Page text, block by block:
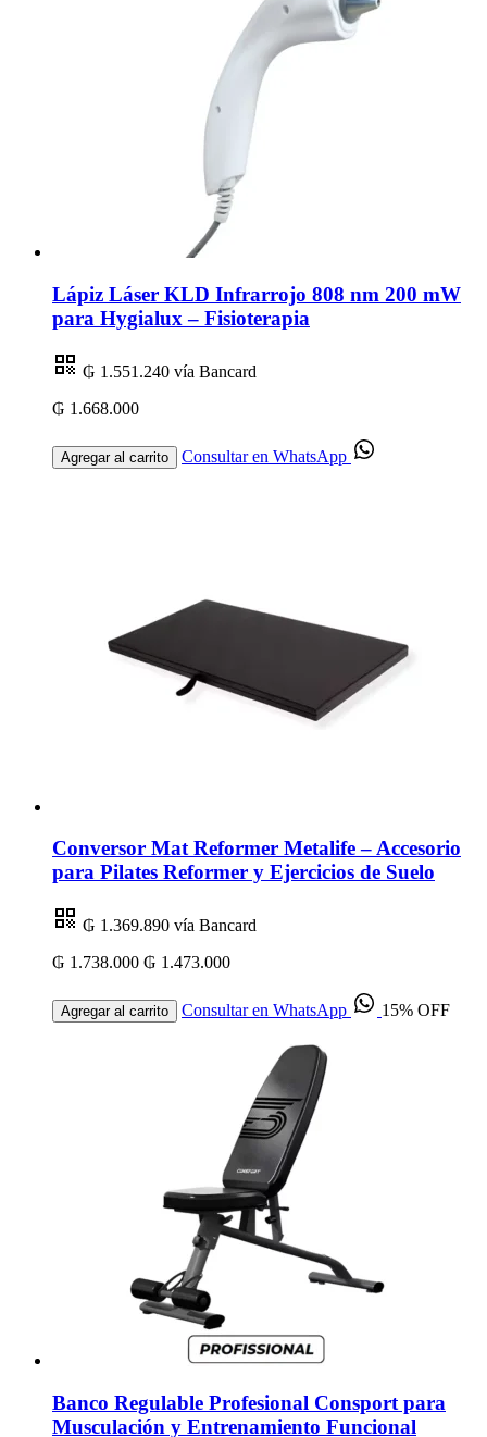
Lápiz Láser KLD Infrarrojo 808 nm 200 mW
para Hygialux – Fisioterapia
₲ 1.551.240 vía Bancard
₲ 1.668.000
Agregar al carrito Consultar en WhatsApp
Conversor Mat Reformer Metalife – Accesorio
para Pilates Reformer y Ejercicios de Suelo
₲ 1.369.890 vía Bancard
₲ 1.738.000 ₲ 1.473.000
Agregar al carrito Consultar en WhatsApp 15% OFF
Banco Regulable Profesional Consport para
Musculación y Entrenamiento Funcional